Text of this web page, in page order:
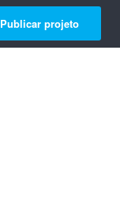
Publicar projeto